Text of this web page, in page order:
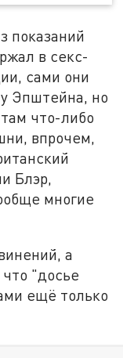
показаний
в секс-
сами они
Эпштейна, но
что-либо
впрочем,
Блэр,
многие
а
"досье
ещё только